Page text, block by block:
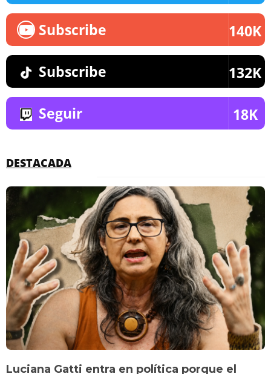
Subscribe 140K
Subscribe 132K
Seguir 18K
DESTACADA
Luciana Gatti entra en política porque el